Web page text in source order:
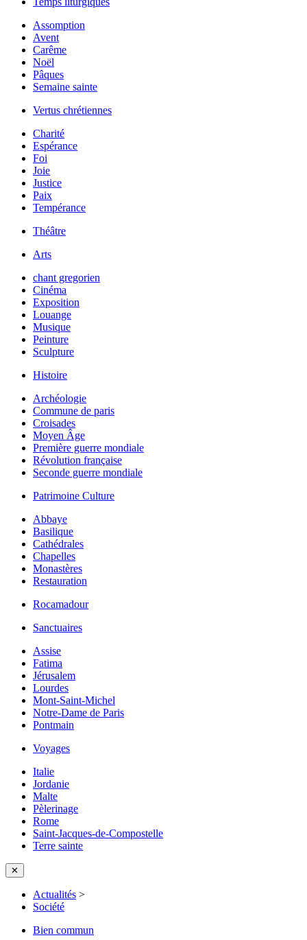
Assomption
Avent
Carême
Noël
Pâques
Semaine sainte
Vertus chrétiennes
Charité
Espérance
Foi
Joie
Justice
Paix
Tempérance
Théâtre
Arts
chant gregorien
Cinéma
Exposition
Louange
Musique
Peinture
Sculpture
Histoire
Archéologie
Commune de paris
Croisades
Moyen Âge
Première guerre mondiale
Révolution française
Seconde guerre mondiale
Patrimoine Culture
Abbaye
Basilique
Cathédrales
Chapelles
Monastères
Restauration
Rocamadour
Sanctuaires
Assise
Fatima
Jérusalem
Lourdes
Mont-Saint-Michel
Notre-Dame de Paris
Pontmain
Voyages
Italie
Jordanie
Malte
Pèlerinage
Rome
Saint-Jacques-de-Compostelle
Terre sainte
✕
Actualités >
Société
Bien commun